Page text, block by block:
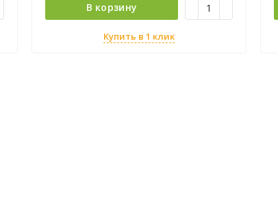
В корзину
Купить в 1 клик